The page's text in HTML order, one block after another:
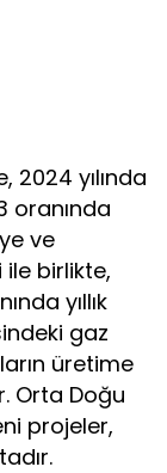
2024 yılında
oranında
ve
birlikte,
yıllık
gaz
üretime
Orta Doğu
projeler,